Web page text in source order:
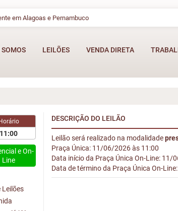
em Alagoas e Pernambuco
LEILÕES VENDA DIRETA
Horário
11:00
e On-
Line
Leilões
DESCRIÇÃO DO LEILÃO
Leilão será realizado na modalidade
Praça Única: 11/06/2026 às 11:00
Data início da Praça Única On-Line: 11/
Data de término da Praça Única On-